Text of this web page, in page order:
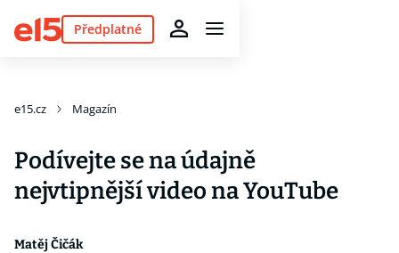
Předplatné
e15.cz Magazín
Podívejte se na údajně
nejvtipnější video na YouTube
Matěj Čičák